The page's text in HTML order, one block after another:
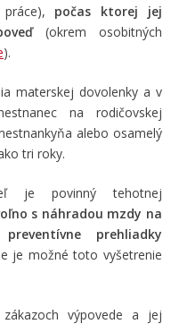
počas ktorej jej
(okrem osobitných
).
materskej dovolenky a v
na rodičovskej
alebo osamelý
tri roky.
je povinný tehotnej
s náhradou mzdy na
prehliadky
je možné toto vyšetrenie
výpovede a jej